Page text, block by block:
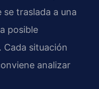
traslada a una
posible
situación
analizar